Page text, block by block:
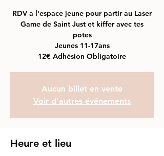
RDV a l'espace jeune pour partir au Laser
Game de Saint Just et kiffer avec tes
potes
Jeunes 11-17ans
12€ Adhésion Obligatoire
Aucun billet en vente
Voir d'autres événements
Heure et lieu